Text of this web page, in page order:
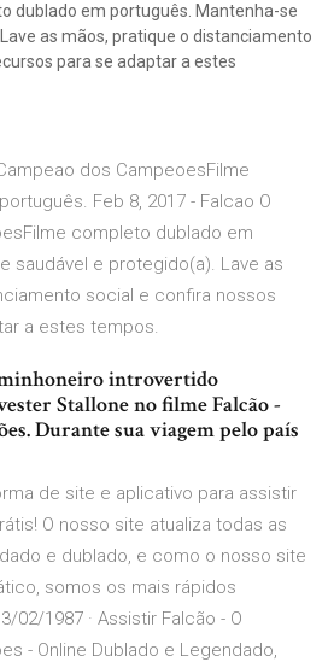
dublado em português. Mantenha-se
as mãos, pratique o distanciamento
para se adaptar a estes
dos CampeoesFilme
Feb 8, 2017 - Falcao O
completo dublado em
saudável e protegido(a). Lave as
social e confira nossos
a estes tempos.
introvertido
Stallone no filme Falcão -
Durante sua viagem pelo país
de site e aplicativo para assistir
O nosso site atualiza todas as
e dublado, e como o nosso site
somos os mais rápidos
02/1987 · Assistir Falcão - O
- Online Dublado e Legendado,